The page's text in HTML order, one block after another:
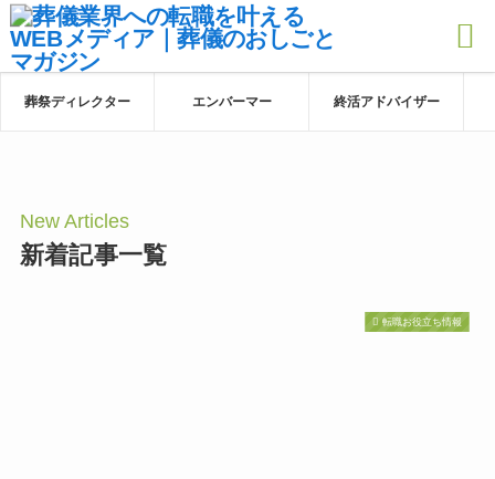
葬祭ディレクター エンバーマー 終活アドバイザー
New Articles
新着記事一覧
転職お役立ち情報